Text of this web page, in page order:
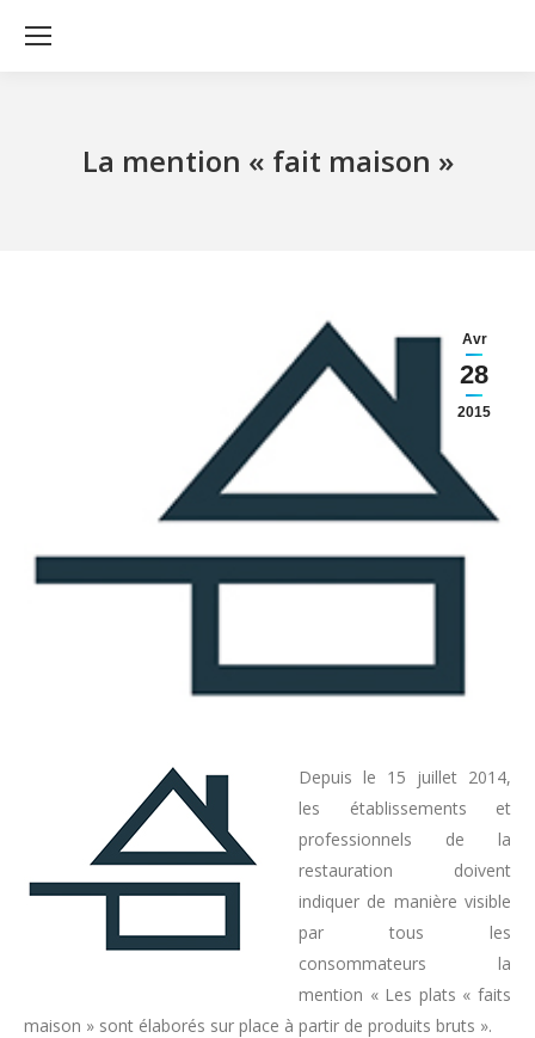
La mention « fait maison »
Avr
28
2015
Depuis le 15 juillet 2014,
les établissements et
professionnels de la
restauration doivent
indiquer de manière visible
par tous les
consommateurs la
mention « Les plats « faits
maison » sont élaborés sur place à partir de produits bruts ».